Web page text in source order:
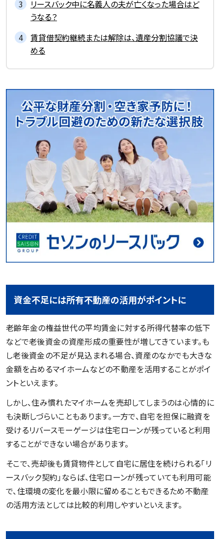
リースバック中に名義人の夫が亡くなった場合はど
うなる？
賃貸借契約継続または解除は、遺産分割協議で決
める
資金不足には所有不動産の活用がポイントに
老齢年金の権益世代の平均賃金に対する所得代替率の低下
などで老後資金の資産形成の重要性が増してきています。も
し老後資金の不足が見込まれる場合、資産のなかでも大きな
金額を占めるマイホームなどの不動産を活用することがポイ
ントといえます。
しかし、住み慣れたマイホームを売却してしまうのは心情的に
も決断しづらいこともあります。一方で、自宅を担保に融資を
受けるリバースモーゲージは住宅ローンが残っていると利用
することができない場合があります。
そこで、売却後も賃貸物件として自宅に居住を続けられる「リ
ースバック契約」ならば、住宅ローンが残っていても利用可能
で、住環境の変化を最小限に留めることもできるため不動産
の活用方法としては比較的利用しやすいといえます。